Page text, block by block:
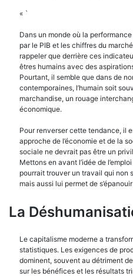
« `
Dans un monde où la
par le PIB et les chiffres du
rappeler que derrière ces
êtres humains avec des
Pourtant, il semble que dans de
contemporaines, l’humain soit
marchandise, un rouage
économique.
Pour renverser cette tendance, il
approche de l’économie et de la
sociale ne devrait pas être un
Mettons en avant l’idée de
pourrait trouver un travail qui non
mais aussi lui permet de
La
Le capitalisme moderne a
statistiques. Les exigences de
dominent, souvent au détriment
sur les bénéfices et les résultats